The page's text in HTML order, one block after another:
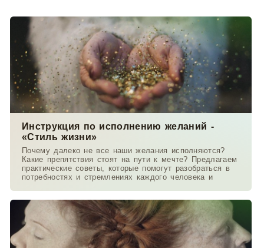
Инструкция по исполнению желаний -
«Стиль жизни»
Почему далеко не все наши желания исполняются?
Какие препятствия стоят на пути к мечте? Предлагаем
практические советы, которые помогут разобраться в
потребностях и стремлениях каждого человека и